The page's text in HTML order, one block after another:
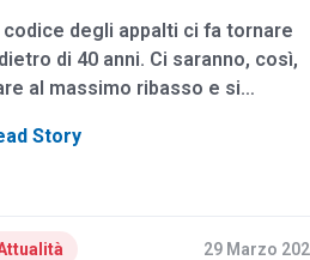
codice degli appalti ci fa tornare
di 40 anni. Ci saranno, così,
al massimo ribasso e si…
Story
29 Marzo